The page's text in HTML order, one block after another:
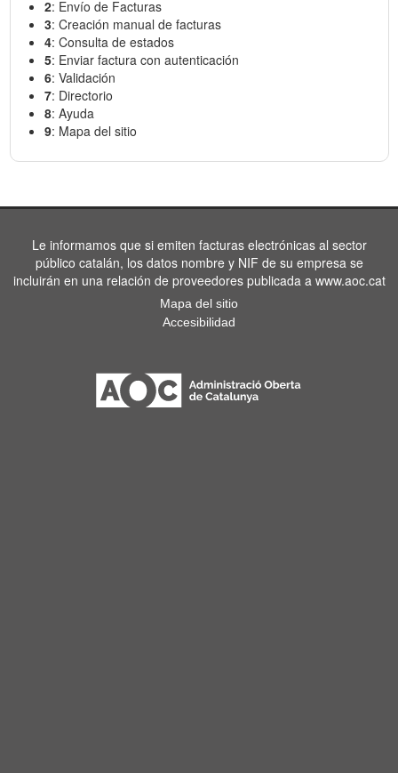
2: Envío de Facturas
3: Creación manual de facturas
4: Consulta de estados
5: Enviar factura con autenticación
6: Validación
7: Directorio
8: Ayuda
9: Mapa del sitio
Le informamos que si emiten facturas electrónicas al sector
público catalán, los datos nombre y NIF de su empresa se
incluirán en una relación de proveedores publicada a www.aoc.cat
Mapa del sitio
Accesibilidad